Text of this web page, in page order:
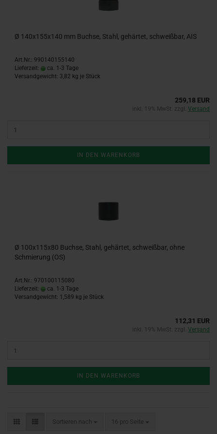
Ø 140x155x140 mm Buchse, Stahl, gehärtet, schweißbar, AIS
Art.Nr.: 990140155140
Lieferzeit:
ca. 1-3 Tage
Versandgewicht: 3,82 kg je Stück
259,18 EUR
inkl. 19% MwSt. zzgl. Versand
IN DEN WARENKORB
Ø 100x115x80 Buchse, Stahl, gehärtet, schweißbar, ohne
Schmierung (OS)
Art.Nr.: 970100115080
Lieferzeit:
ca. 1-3 Tage
Versandgewicht: 1,589 kg je Stück
112,31 EUR
inkl. 19% MwSt. zzgl. Versand
IN DEN WARENKORB
Sortieren nach
Sortieren nach 16 pro Seite
pro Seite